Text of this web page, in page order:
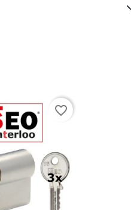
favorite_border